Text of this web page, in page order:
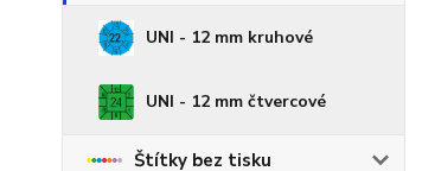
UNI - 12 mm kruhové
UNI - 12 mm čtvercové
Štítky bez tisku